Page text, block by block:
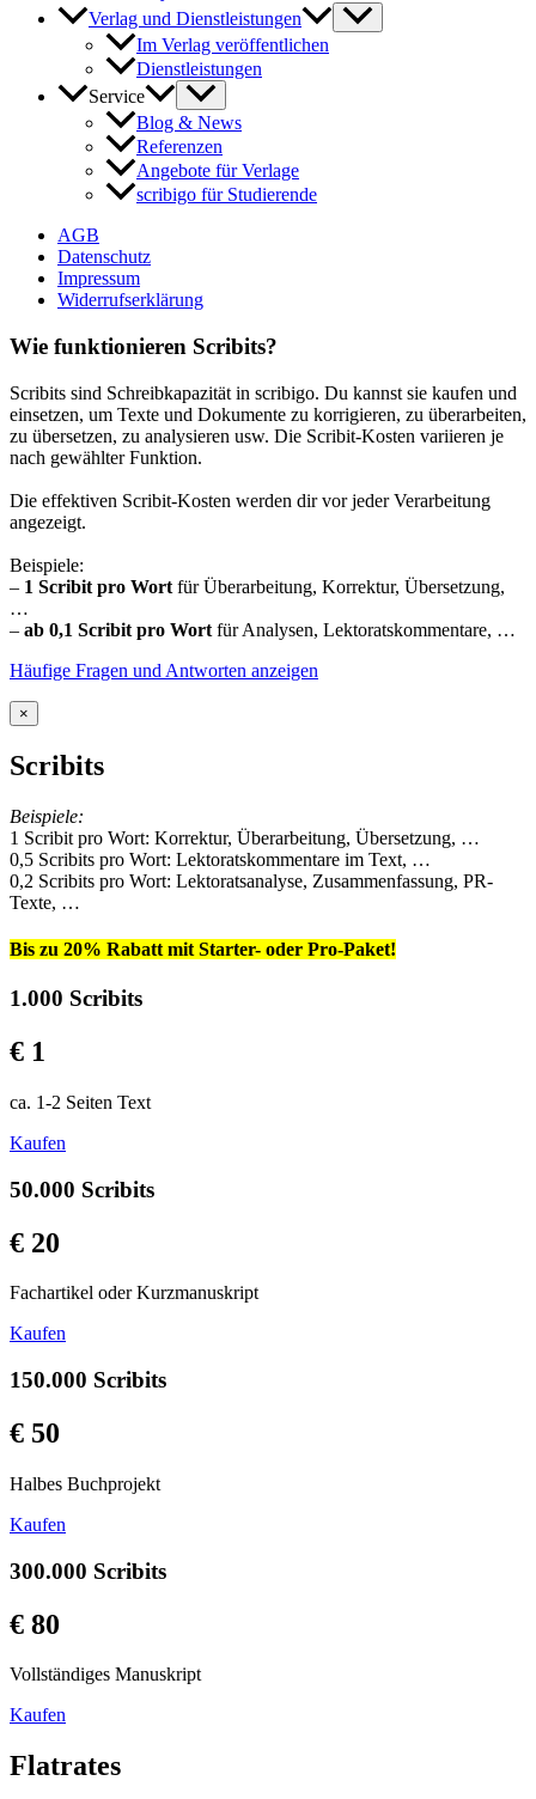
Verlag und Dienstleistungen
Im Verlag veröffentlichen
Dienstleistungen
Service
Blog & News
Referenzen
Angebote für Verlage
scribigo für Studierende
AGB
Datenschutz
Impressum
Widerrufserklärung
Wie funktionieren Scribits?
Scribits sind Schreibkapazität in scribigo. Du kannst sie kaufen und
einsetzen, um Texte und Dokumente zu korrigieren, zu überarbeiten,
zu übersetzen, zu analysieren usw. Die Scribit-Kosten variieren je
nach gewählter Funktion.
Die effektiven Scribit-Kosten werden dir vor jeder Verarbeitung
angezeigt.
Beispiele:
– 1 Scribit pro Wort für Überarbeitung, Korrektur, Übersetzung,
…
– ab 0,1 Scribit pro Wort für Analysen, Lektoratskommentare, …
Häufige Fragen und Antworten anzeigen
×
Scribits
Beispiele:
1 Scribit pro Wort: Korrektur, Überarbeitung, Übersetzung, …
0,5 Scribits pro Wort: Lektoratskommentare im Text, …
0,2 Scribits pro Wort: Lektoratsanalyse, Zusammenfassung, PR-
Texte, …
Bis zu 20% Rabatt mit Starter- oder Pro-Paket!
1.000 Scribits
€ 1
ca. 1-2 Seiten Text
Kaufen
50.000 Scribits
€ 20
Fachartikel oder Kurzmanuskript
Kaufen
150.000 Scribits
€ 50
Halbes Buchprojekt
Kaufen
300.000 Scribits
€ 80
Vollständiges Manuskript
Kaufen
Flatrates